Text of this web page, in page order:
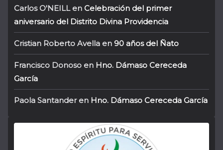
Carlos O'NEILLen Celebración del primer
aniversario del Distrito Divina Providencia
Cristian Roberto Avella en 90 años del Ñato
Francisco Donoso en Hno. Dámaso Cereceda
García
Paola Santanderen Hno. Dámaso Cereceda García